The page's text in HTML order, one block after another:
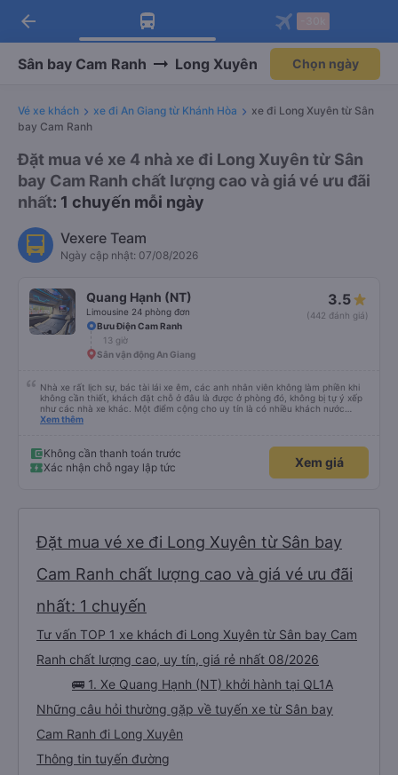
Tải app Vexere ngay!
Nhận ưu đãi thành viên độc
Mở app
Tải app Vexere
-30k/ghế khi đặt vé máy bay qua
Mở app
arrow_back
Sân bay Cam Ranh Long Xuyên Chọn ngày
Vé xe khách xe đi An Giang từ Khánh Hòa
xe đi Long Xuyên từ Sân
bay Cam Ranh
Đặt mua vé xe 4 nhà xe đi Long Xuyên từ Sân
bay Cam Ranh chất lượng cao và giá vé ưu đãi
nhất: 1 chuyến mỗi ngày
Vexere Team
Ngày cập nhật: 07/08/2026
Quang Hạnh (NT)
Limousine 24 phòng đơn
3.5
(442 đánh giá)
Bưu Điện Cam Ranh
13 giờ
Sân vận động An Giang
Nhà xe rất lịch sự, bác tài lái xe êm, các anh nhân viên không làm phiền khi
không cần thiết, khách đặt chỗ ở đâu là được ở phòng đó, không bị tự ý xếp
như các nhà xe khác. Một điểm cộng cho uy tín là có nhiều khách nước
Xem thêm
Không cần thanh toán trước
Xác nhận chỗ ngay lập tức
Xem giá
Đặt mua vé xe đi Long Xuyên từ Sân bay
Cam Ranh chất lượng cao và giá vé ưu đãi
nhất: 1 chuyến
Tư vấn TOP 1 xe khách đi Long Xuyên từ Sân bay Cam
Ranh chất lượng cao, uy tín, giá rẻ nhất 08/2026
🚌 1. Xe Quang Hạnh (NT) khởi hành tại QL1A
Những câu hỏi thường gặp về tuyến xe từ Sân bay
Cam Ranh đi Long Xuyên
Thông tin tuyến đường